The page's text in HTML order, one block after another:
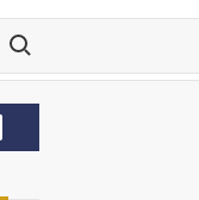
Search for:
előbb-utóbb